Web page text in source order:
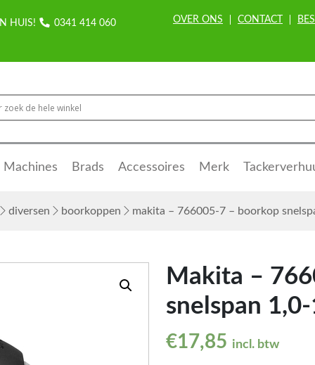
HUIS! 0341 414 060 OVER ONS CONTACT
Machines Brads Accessoires Merk
diversen boorkoppen makita – 766005-7 – boorkop
Makita –
snelspan
€17,85 incl. btw